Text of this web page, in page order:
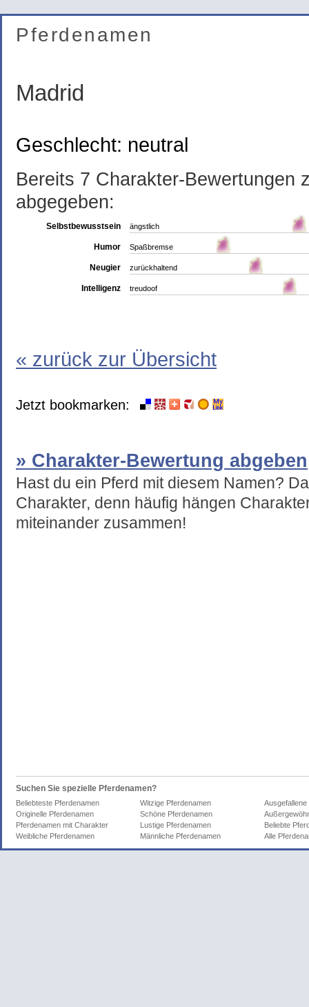
Pferdenamen
Madrid
Geschlecht: neutral
Bereits 7 Charakter-Bewertungen
abgegeben:
Selbstbewusstsein ängstlich
Humor Spaßbremse
Neugier zurückhaltend
Intelligenz treudoof
« zurück zur Übersicht
Jetzt bookmarken:
» Charakter-Bewertung abgeben
Hast du ein Pferd mit diesem Namen?
Charakter, denn häufig hängen
miteinander zusammen!
Suchen Sie spezielle Pferdenamen?
Beliebteste Pferdenamen Witzige Pferdenamen
Originelle Pferdenamen
Schöne Pferdenamen
Pferdenamen mit Charakter
Lustige Pferdenamen
Beliebte
Weibliche Pferdenamen
Männliche Pferdenamen Alle